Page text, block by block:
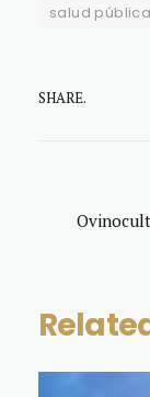
salud pública
SHARE.